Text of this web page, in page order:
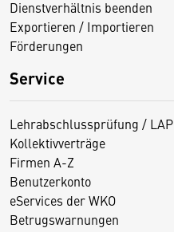
Dienstverhältnis beenden
Exportieren / Importieren
Förderungen
Service
Lehrabschlussprüfung / LAP
Kollektivverträge
Firmen A-Z
Benutzerkonto
eServices der WKO
Betrugswarnungen